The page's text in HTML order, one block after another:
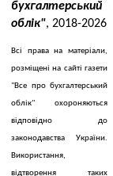
бухгалтерський
облік", 2018-2026
Всі права на матеріали,
розміщені на сайті газети
"Все про бухгалтерський
облік" охороняються
відповідно до
законодавства України.
Використання,
відтворення таких